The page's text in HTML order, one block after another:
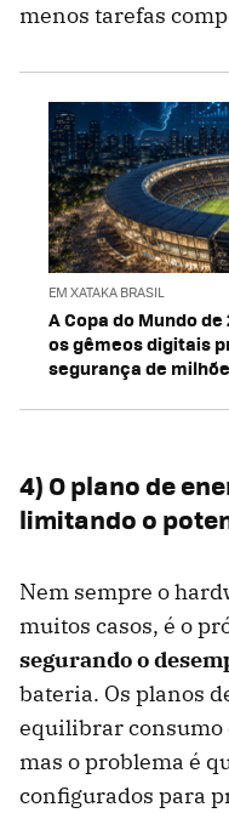
menos tarefas
EM XATAKA BRASIL
A Copa do Mundo
os gêmeos digitais
segurança de
4) O plano de
limitando o
Nem sempre o
muitos casos, é o
segurando o
bateria. Os planos
equilibrar consumo
mas o problema é
configurados para